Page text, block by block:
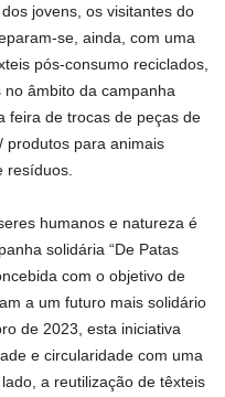
jovens, os visitantes do
se, ainda, com uma
pós-consumo reciclados,
âmbito da campanha
feira de trocas de peças de
produtos para animais
resíduos.
humanos e natureza é
solidária “De Patas
com o objetivo de
a um futuro mais solidário
de 2023, esta iniciativa
e circularidade com uma
a reutilização de têxteis